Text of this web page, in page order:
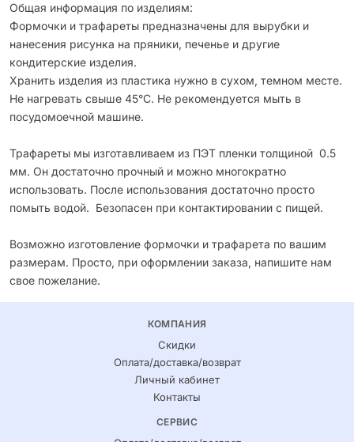
Общая информация по изделиям:
Формочки и трафареты предназначены для вырубки и
нанесения рисунка на пряники, печенье и другие
кондитерские изделия.
Хранить изделия из пластика нужно в сухом, темном месте.
Не нагревать свыше 45°С. Не рекомендуется мыть в
посудомоечной машине.
Трафареты мы изготавливаем из ПЭТ пленки толщиной 0.5
мм. Он достаточно прочный и можно многократно
использовать. После использования достаточно просто
помыть водой. Безопасен при контактировании с пищей.
Возможно изготовление формочки и трафарета по вашим
размерам. Просто, при оформлении заказа, напишите нам
свое пожелание.
КОМПАНИЯ
Скидки
Оплата/доставка/возврат
Личный кабинет
Контакты
СЕРВИС